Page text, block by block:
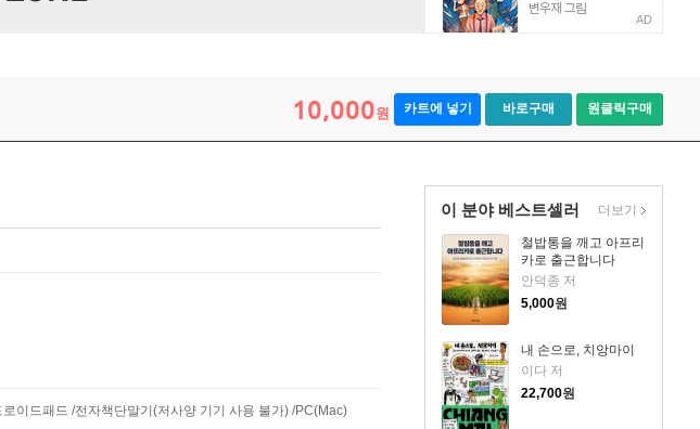
AD
10,000원 카트에 넣기 바로구매 원클릭구매
이 분야 베스트셀러
철밥통을 깨고 아프리
카로 출근합니다
안덕종 저
5,000원
내 손으로, 치앙마이
이다 저
22,700원
더보기
이드패드 /전자책단말기(저사양 기기 사용 불가) /PC(Mac)